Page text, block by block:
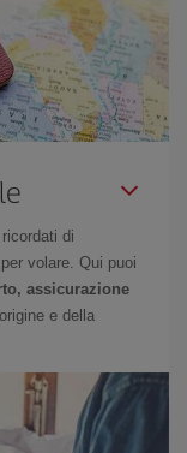
di
volare. Qui puoi
assicurazione
e della